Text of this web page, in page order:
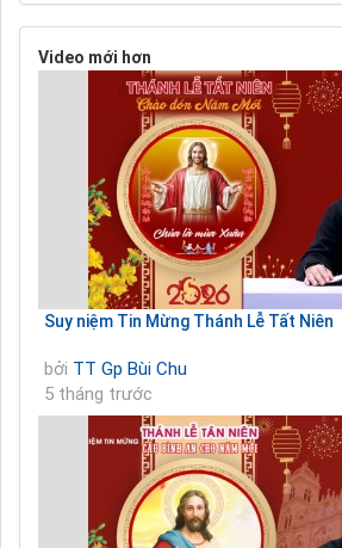
Video mới hơn
Suy niệm Tin Mừng Thánh Lễ Tất Niên
bởi TT Gp Bùi Chu
5 tháng trước